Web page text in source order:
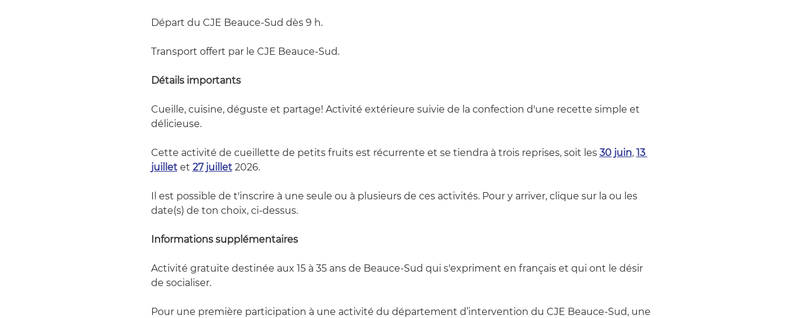
Départ du CJE Beauce-Sud dès 9 h.
Transport offert par le CJE Beauce-Sud.
Détails importants
Cueille, cuisine, déguste et partage! Activité extérieure suivie de la confection d'une recette simple et
délicieuse.
Cette activité de cueillette de petits fruits est récurrente et se tiendra à trois reprises, soit les 30 juin, 13
juillet et 27 juillet 2026.
Il est possible de t'inscrire à une seule ou à plusieurs de ces activités. Pour y arriver, clique sur la ou les
date(s) de ton choix, ci-dessus.
Informations supplémentaires
Activité gratuite destinée aux 15 à 35 ans de Beauce-Sud qui s'expriment en français et qui ont le désir
de socialiser.
Pour une première participation à une activité du département d’intervention du CJE Beauce-Sud, une